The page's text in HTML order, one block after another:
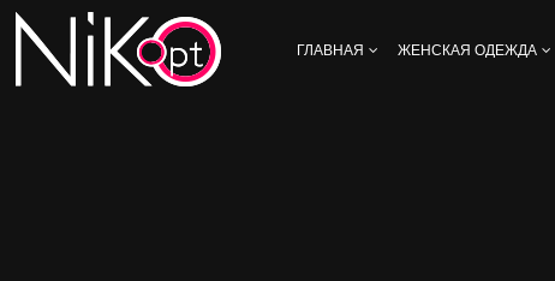
ГЛАВНАЯ ЖЕНСКАЯ ОДЕЖДА